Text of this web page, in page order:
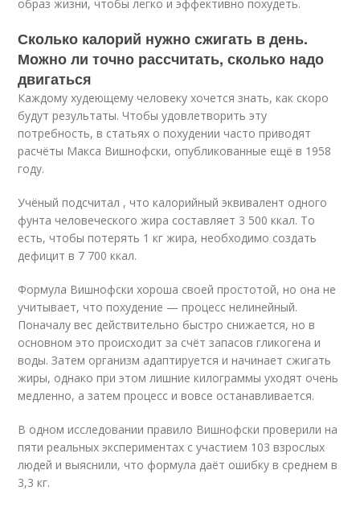
образ жизни, чтобы легко и эффективно похудеть.
Сколько калорий нужно сжигать в день.
Можно ли точно рассчитать, сколько надо
двигаться
Каждому худеющему человеку хочется знать, как скоро
будут результаты. Чтобы удовлетворить эту
потребность, в статьях о похудении часто приводят
расчёты Макса Вишнофски, опубликованные ещё в 1958
году.
Учёный подсчитал , что калорийный эквивалент одного
фунта человеческого жира составляет 3 500 ккал. То
есть, чтобы потерять 1 кг жира, необходимо создать
дефицит в 7 700 ккал.
Формула Вишнофски хороша своей простотой, но она не
учитывает, что похудение — процесс нелинейный.
Поначалу вес действительно быстро снижается, но в
основном это происходит за счёт запасов гликогена и
воды. Затем организм адаптируется и начинает сжигать
жиры, однако при этом лишние килограммы уходят очень
медленно, а затем процесс и вовсе останавливается.
В одном исследовании правило Вишнофски проверили на
пяти реальных экспериментах с участием 103 взрослых
людей и выяснили, что формула даёт ошибку в среднем в
3,3 кг.